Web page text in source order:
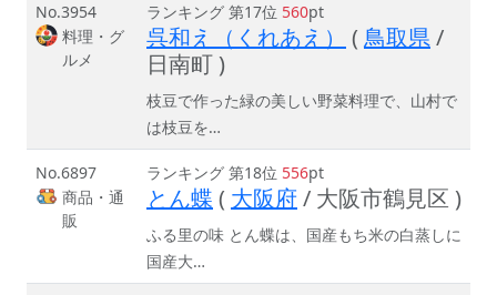
No.3954
料理・グ
ルメ
ランキング 第17位 560pt
呉和え（くれあえ） ( 鳥取県/
日南町 )
枝豆で作った緑の美しい野菜料理で、山村で
は枝豆を…
No.6897
商品・通
販
ランキング 第18位 556pt
とん蝶 ( 大阪府/ 大阪市鶴見区 )
ふる里の味 とん蝶は、国産もち米の白蒸しに
国産大…